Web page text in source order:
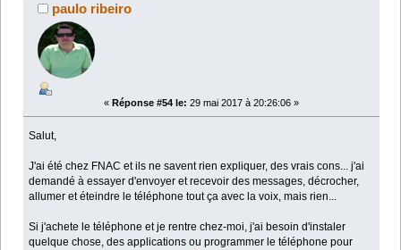
paulo ribeiro
« Réponse #54 le: 29 mai 2017 à 20:26:06 »
Salut,
J'ai été chez FNAC et ils ne savent rien expliquer, des vrais cons... j'ai
demandé à essayer d'envoyer et recevoir des messages, décrocher,
allumer et éteindre le téléphone tout ça avec la voix, mais rien...
Si j'achete le téléphone et je rentre chez-moi, j'ai besoin d'instaler
quelque chose, des applications ou programmer le téléphone pour